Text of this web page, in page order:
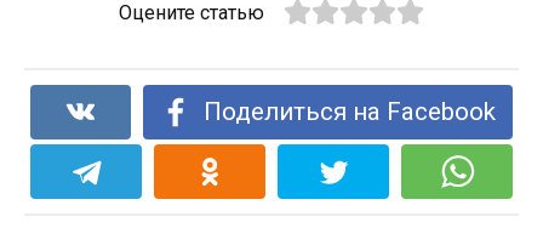
Оцените статью
Поделиться на Facebook